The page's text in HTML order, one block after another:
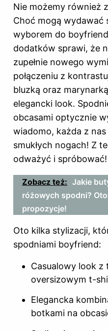
Nie możemy również
Choć mogą wydawać
wyborem do
dodatków sprawi, że
zupełnie nowego
połączeniu z
bluzką oraz
elegancki look.
obcasami optycznie
wiadomo, każda z nas
smukłych nogach! Z
odważyć i spróbować!
Zobacz też: Jakie
różowych spodni?
propozycje!
Oto kilka stylizacji,
spodniami boyfriend:
Casualowy look z
oversizowym t-
Elegancka
botkami na